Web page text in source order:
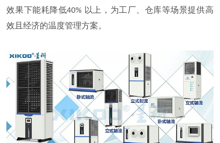
效果下能耗降低40% 以上，为工厂、仓库等场景提供高
效且经济的温度管理方案。